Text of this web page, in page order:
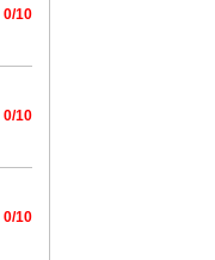
0/10
0/10
0/10